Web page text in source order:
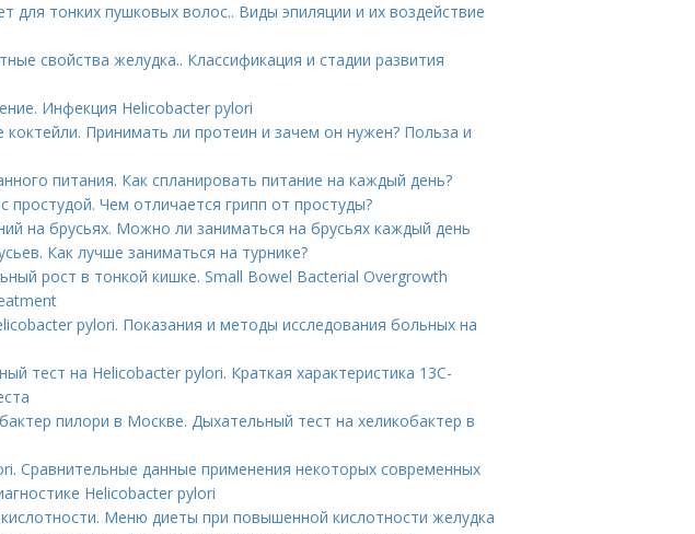
для тонких пушковых волос.. Виды эпиляции и их воздействие
свойства желудка.. Классификация и стадии развития
Инфекция Helicobacter pylori
Принимать ли протеин и зачем он нужен? Польза и
питания. Как спланировать питание на каждый день?
простудой. Чем отличается грипп от простуды?
на брусьях. Можно ли заниматься на брусьях каждый день
Как лучше заниматься на турнике?
рост в тонкой кишке. Small Bowel Bacterial Overgrowth
pylori. Показания и методы исследования больных на
тест на Helicobacter pylori. Краткая характеристика 13С-
пилори в Москве. Дыхательный тест на хеликобактер в
Сравнительные данные применения некоторых современных
Helicobacter pylori
Меню диеты при повышенной кислотности желудка